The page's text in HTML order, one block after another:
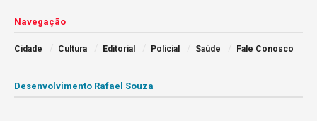
Navegação
Cidade Cultura Editorial Policial Saúde Fale Conosco
Desenvolvimento Rafael Souza